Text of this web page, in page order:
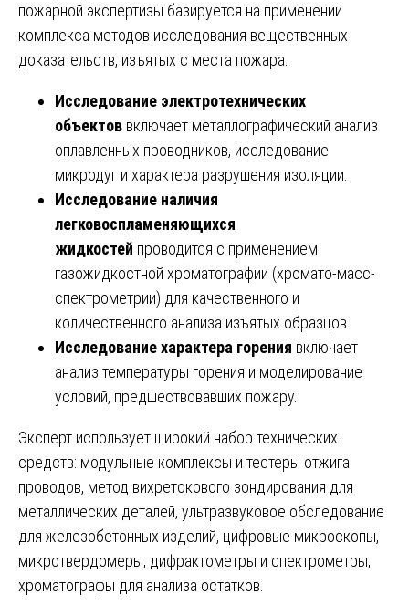
пожарной экспертизы базируется на применении
комплекса методов исследования вещественных
доказательств, изъятых с места пожара.
Исследование электротехнических
объектов включает металлографический анализ
оплавленных проводников, исследование
микродуг и характера разрушения изоляции.
Исследование наличия
легковоспламеняющихся
жидкостей проводится с применением
газожидкостной хроматографии (хромато-масс-
спектрометрии) для качественного и
количественного анализа изъятых образцов.
Исследование характера горения включает
анализ температуры горения и моделирование
условий, предшествовавших пожару.
Эксперт использует широкий набор технических
средств: модульные комплексы и тестеры отжига
проводов, метод вихретокового зондирования для
металлических деталей, ультразвуковое обследование
для железобетонных изделий, цифровые микроскопы,
микротвердомеры, дифрактометры и спектрометры,
хроматографы для анализа остатков.